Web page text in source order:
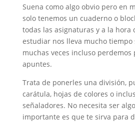
Suena como algo obvio pero en
solo tenemos un cuaderno o
todas las asignaturas y a la hora
estudiar nos lleva mucho tiempo
muchas veces incluso perdemos
apuntes.
Trata de ponerles una división,
carátula, hojas de colores o
señaladores. No necesita ser
importante es que te sirva para